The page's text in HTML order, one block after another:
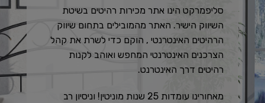
סליפמרקט הינו אתר מכירות רהיטים בשיטת
השיווק הישיר. האתר מהמובילים בתחום שיווק
הרהיטים האינטרנטי , הוקם כדי לשרת את קהל
הצרכנים האינטרנטי המחפש ואוהב לקנות
רהיטים דרך האינטרנט.
מאחורינו עומדות 25 שנות מוניטין! וניסיון רב